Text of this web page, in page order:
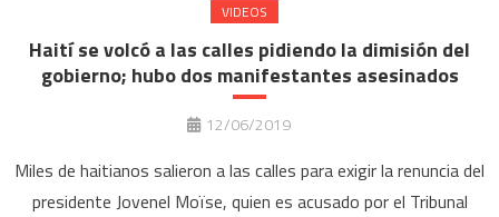
VIDEOS
Haití se volcó a las calles pidiendo la dimisión del
gobierno; hubo dos manifestantes asesinados
12/06/2019
Miles de haitianos salieron a las calles para exigir la renuncia del
presidente Jovenel Moïse, quien es acusado por el Tribunal